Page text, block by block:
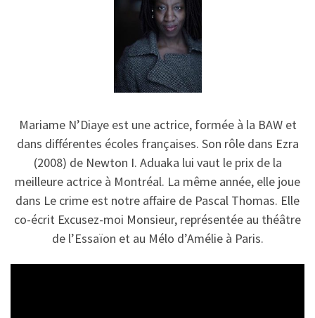
Mariame N’Diaye est une actrice, formée à la BAW et
dans différentes écoles françaises. Son rôle dans Ezra
(2008) de Newton I. Aduaka lui vaut le prix de la
meilleure actrice à Montréal. La même année, elle joue
dans Le crime est notre affaire de Pascal Thomas. Elle
co-écrit Excusez-moi Monsieur, représentée au théâtre
de l’Essaïon et au Mélo d’Amélie à Paris.